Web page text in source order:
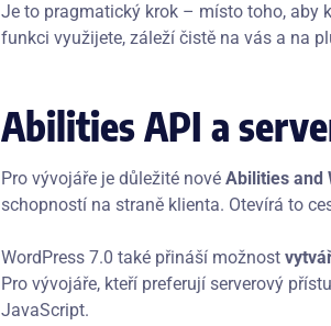
Je to pragmatický krok – místo toho, aby
funkci využijete, záleží čistě na vás a na
Abilities API a
Pro vývojáře je důležité nové Abilities and
schopností na straně klienta. Otevírá to
WordPress 7.0 také přináší možnost
Pro vývojáře, kteří preferují serverový
JavaScript.